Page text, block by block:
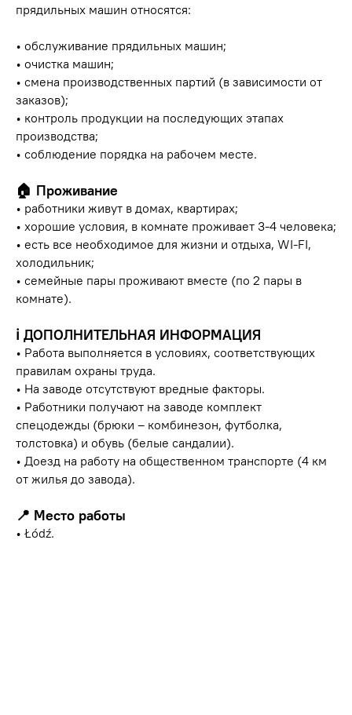
прядильных машин относятся:
• обслуживание прядильных машин;
• очистка машин;
• смена производственных партий (в зависимости от
заказов);
• контроль продукции на последующих этапах
производства;
• соблюдение порядка на рабочем месте.
🏠 Проживание
• работники живут в домах, квартирах;
• хорошие условия, в комнате проживает 3-4 человека;
• есть все необходимое для жизни и отдыха, WI-FI,
холодильник;
• семейные пары проживают вместе (по 2 пары в
комнате).
ℹ️ ДОПОЛНИТЕЛЬНАЯ ИНФОРМАЦИЯ
• Работа выполняется в условиях, соответствующих
правилам охраны труда.
• На заводе отсутствуют вредные факторы.
• Работники получают на заводе комплект
спецодежды (брюки – комбинезон, футболка,
толстовка) и обувь (белые сандалии).
• Доезд на работу на общественном транспорте (4 км
от жилья до завода).
📍 Место работы
• Łódź.